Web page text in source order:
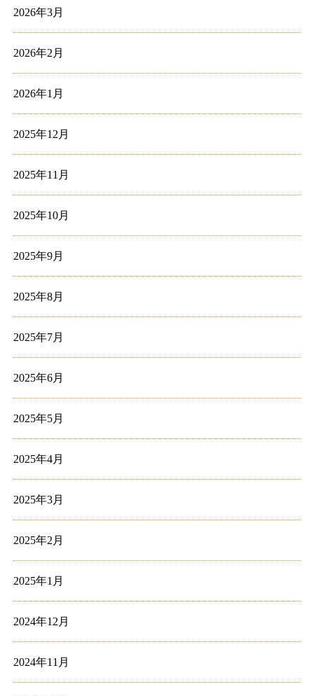
2026年3月
2026年2月
2026年1月
2025年12月
2025年11月
2025年10月
2025年9月
2025年8月
2025年7月
2025年6月
2025年5月
2025年4月
2025年3月
2025年2月
2025年1月
2024年12月
2024年11月